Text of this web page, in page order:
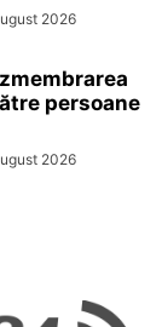
2026
persoane
2026